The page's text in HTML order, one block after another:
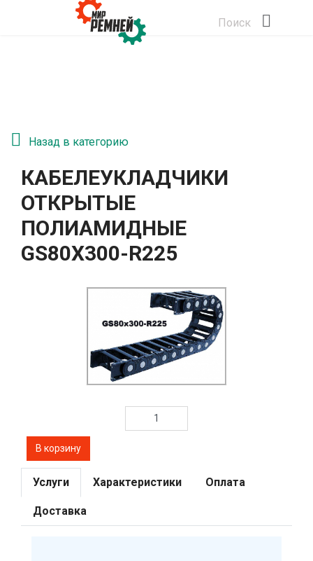
Поиск
Назад в категорию
КАБЕЛЕУКЛАДЧИКИ
ОТКРЫТЫЕ
ПОЛИАМИДНЫЕ
GS80Х300-R225
Услуги Характеристики Оплата
Доставка